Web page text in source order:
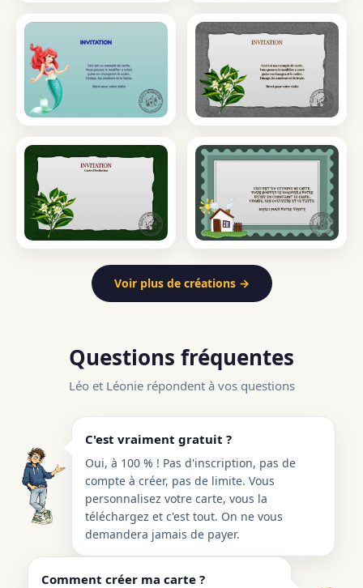
Voir plus de créations →
Questions fréquentes
Léo et Léonie répondent à vos questions
C'est vraiment gratuit ?
Oui, à 100 % ! Pas d'inscription, pas de
compte à créer, pas de limite. Vous
personnalisez votre carte, vous la
téléchargez et c'est tout. On ne vous
demandera jamais de payer.
Comment créer ma carte ?